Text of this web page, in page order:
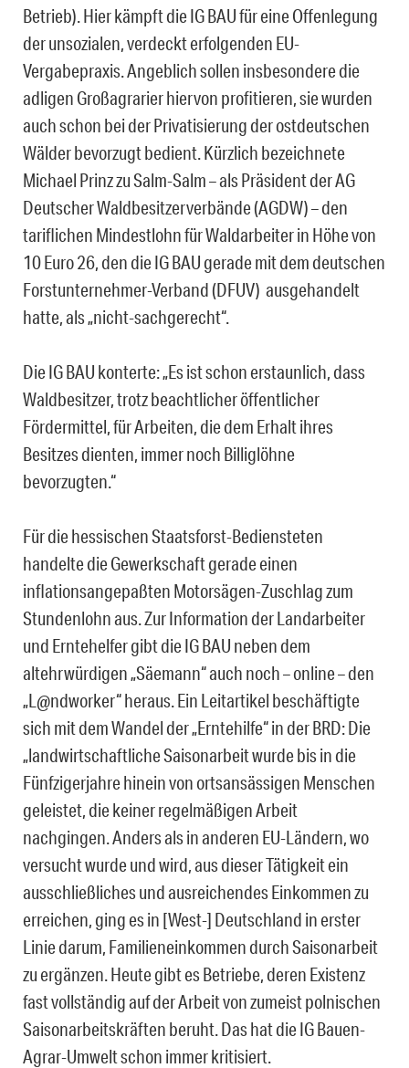
Betrieb). Hier kämpft die IG BAU für eine Offenlegung
der unsozialen, verdeckt erfolgenden EU-
Vergabepraxis. Angeblich sollen insbesondere die
adligen Großagrarier hiervon profitieren, sie wurden
auch schon bei der Privatisierung der ostdeutschen
Wälder bevorzugt bedient. Kürzlich bezeichnete
Michael Prinz zu Salm-Salm – als Präsident der AG
Deutscher Waldbesitzerverbände (AGDW) – den
tariflichen Mindestlohn für Waldarbeiter in Höhe von
10 Euro 26, den die IG BAU gerade mit dem deutschen
Forstunternehmer-Verband (DFUV) ausgehandelt
hatte, als „nicht-sachgerecht“.
Die IG BAU konterte: „Es ist schon erstaunlich, dass
Waldbesitzer, trotz beachtlicher öffentlicher
Fördermittel, für Arbeiten, die dem Erhalt ihres
Besitzes dienten, immer noch Billiglöhne
bevorzugten.“
Für die hessischen Staatsforst-Bediensteten
handelte die Gewerkschaft gerade einen
inflationsangepaßten Motorsägen-Zuschlag zum
Stundenlohn aus. Zur Information der Landarbeiter
und Erntehelfer gibt die IG BAU neben dem
altehrwürdigen „Säemann“ auch noch – online – den
„L@ndworker“ heraus. Ein Leitartikel beschäftigte
sich mit dem Wandel der „Erntehilfe“ in der BRD: Die
„landwirtschaftliche Saisonarbeit wurde bis in die
Fünfzigerjahre hinein von ortsansässigen Menschen
geleistet, die keiner regelmäßigen Arbeit
nachgingen. Anders als in anderen EU-Ländern, wo
versucht wurde und wird, aus dieser Tätigkeit ein
ausschließliches und ausreichendes Einkommen zu
erreichen, ging es in [West-] Deutschland in erster
Linie darum, Familieneinkommen durch Saisonarbeit
zu ergänzen. Heute gibt es Betriebe, deren Existenz
fast vollständig auf der Arbeit von zumeist polnischen
Saisonarbeitskräften beruht. Das hat die IG Bauen-
Agrar-Umwelt schon immer kritisiert.